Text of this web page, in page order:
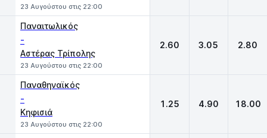
23 Αυγούστου στις 22:00
Παναιτωλικός
-
Αστέρας Τρίπολης
23 Αυγούστου στις 22:00
2.60 3.05 2.80
Παναθηναϊκός
-
Κηφισιά
23 Αυγούστου στις 22:00
1.25 4.90 18.00